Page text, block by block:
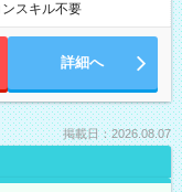
スキル不要
詳細へ
掲載日：2026.08.07